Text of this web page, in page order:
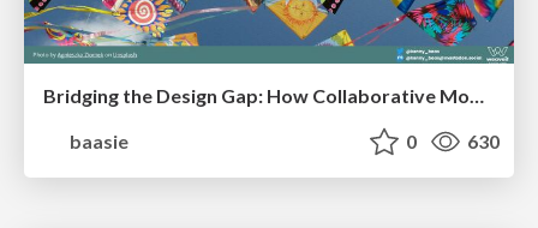
baasie
0 630